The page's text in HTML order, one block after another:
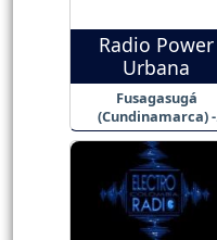
Radio Power
Urbana
Fusagasugá
(Cundinamarca) -
Colombia